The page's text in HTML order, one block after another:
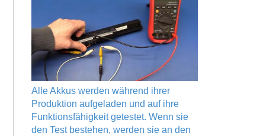
Alle Akkus werden während ihrer
Produktion aufgeladen und auf ihre
Funktionsfähigkeit getestet. Wenn sie
den Test bestehen, werden sie an den